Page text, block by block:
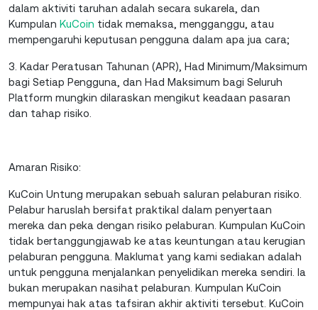
dalam aktiviti taruhan adalah secara sukarela, dan
Kumpulan KuCoin tidak memaksa, mengganggu, atau
mempengaruhi keputusan pengguna dalam apa jua cara;
3. Kadar Peratusan Tahunan (APR), Had Minimum/Maksimum
bagi Setiap Pengguna, dan Had Maksimum bagi Seluruh
Platform mungkin dilaraskan mengikut keadaan pasaran
dan tahap risiko.
Amaran Risiko:
KuCoin Untung merupakan sebuah saluran pelaburan risiko.
Pelabur haruslah bersifat praktikal dalam penyertaan
mereka dan peka dengan risiko pelaburan. Kumpulan KuCoin
tidak bertanggungjawab ke atas keuntungan atau kerugian
pelaburan pengguna. Maklumat yang kami sediakan adalah
untuk pengguna menjalankan penyelidikan mereka sendiri. Ia
bukan merupakan nasihat pelaburan. Kumpulan KuCoin
mempunyai hak atas tafsiran akhir aktiviti tersebut. KuCoin